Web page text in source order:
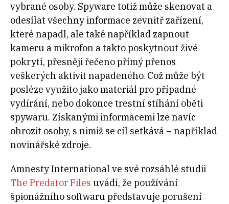
vybrané osoby. Spyware totiž může skenovat a
odesílat všechny informace zevnitř zařízení,
které napadl, ale také například zapnout
kameru a mikrofon a takto poskytnout živé
pokrytí, přesněji řečeno přímý přenos
veškerých aktivit napadeného. Což může být
posléze využito jako materiál pro případné
vydírání, nebo dokonce trestní stíhání oběti
spywaru. Získanými informacemi lze navíc
ohrozit osoby, s nimiž se cíl setkává – například
novinářské zdroje.
Amnesty International ve své rozsáhlé studii
The Predator Files uvádí, že používání
špionážního softwaru představuje porušení